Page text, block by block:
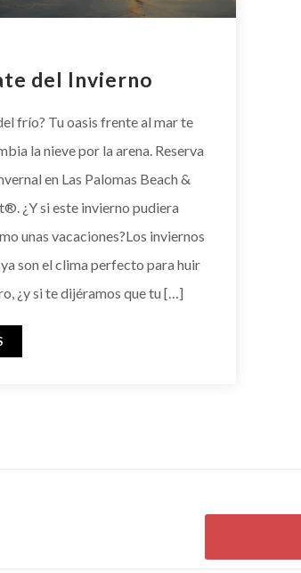
del Invierno
frío? Tu oasis frente al mar te
la nieve por la arena. Reserva
en Las Palomas Beach &
¿Y si este invierno pudiera
unas vacaciones?Los inviernos
son el clima perfecto para huir
¿y si te dijéramos que tu […]